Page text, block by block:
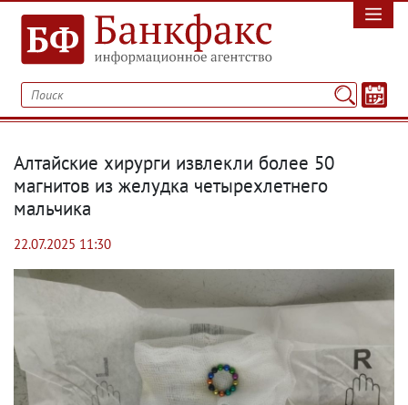
Алтайские хирурги извлекли более 50
магнитов из желудка четырехлетнего
мальчика
22.07.2025 11:30